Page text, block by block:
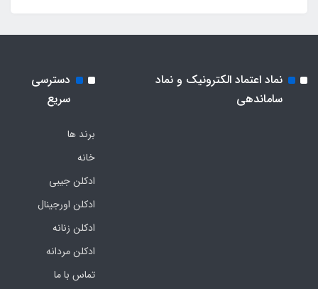
نماد اعتماد الکترونیک و نماد
ساماندهی
دسترسی
سریع
برند ها
خانه
ادکلن جیبی
ادکلن اورجینال
ادکلن زنانه
ادکلن مردانه
تماس با ما